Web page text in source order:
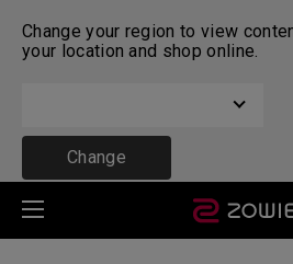
Change your region to view
your location and shop online.
Change